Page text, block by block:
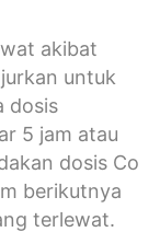
akibat
untuk
dosis
5 jam atau
dosis Co
berikutnya
terlewat.